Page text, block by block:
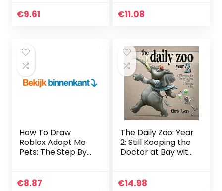
2022: Original
€9.61
Drawing Happy
Creatures
€11.08
How To Draw
Roblox Adopt Me
Pets: The Step By
Roblox Adopt Me
€8.87
The Daily Zoo: Year
2: Still Keeping the
Doctor at Bay with
€14.98